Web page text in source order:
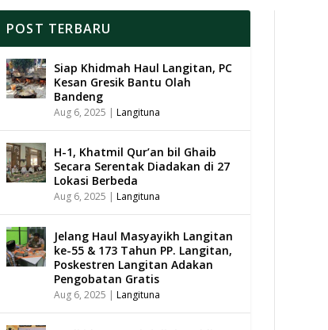
POST TERBARU
Siap Khidmah Haul Langitan, PC
Kesan Gresik Bantu Olah
Bandeng
Aug 6, 2025 | Langituna
H-1, Khatmil Qur’an bil Ghaib
Secara Serentak Diadakan di 27
Lokasi Berbeda
Aug 6, 2025 | Langituna
Jelang Haul Masyayikh Langitan
ke-55 & 173 Tahun PP. Langitan,
Poskestren Langitan Adakan
Pengobatan Gratis
Aug 6, 2025 | Langituna